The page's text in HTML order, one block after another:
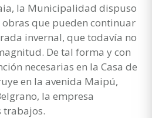
la Municipalidad dispuso
que pueden continuar
invernal, que todavía no
De tal forma y con
necesarias en la Casa de
en la avenida Maipú,
la empresa
trabajos.